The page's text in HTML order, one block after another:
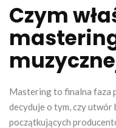
Czym
Mastering to finalna faza
decyduje o tym, czy utwór
początkujących